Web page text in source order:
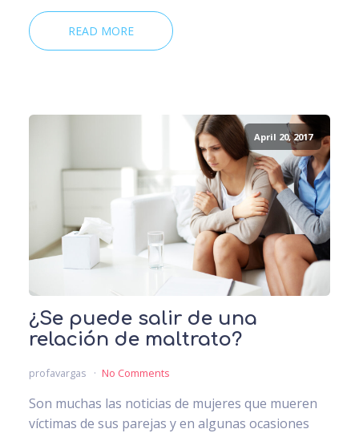
READ MORE
April 20, 2017
¿Se puede salir de una
relación de maltrato?
profavargas No Comments
Son muchas las noticias de mujeres que mueren
víctimas de sus parejas y en algunas ocasiones